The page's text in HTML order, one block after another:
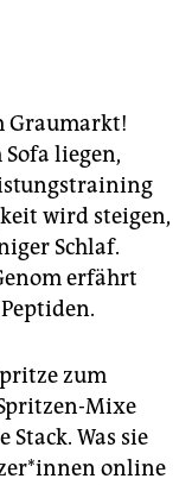
Graumarkt!
liegen,
wird steigen,
Schlaf.
erfährt
zum
Mixe
Was sie
online